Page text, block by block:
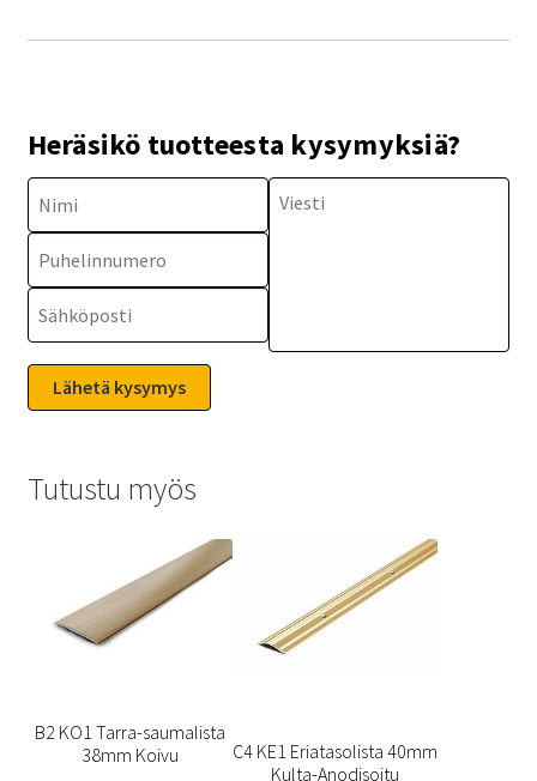
Heräsikö tuotteesta kysymyksiä?
Tutustu myös
B2 KO1 Tarra-saumalista
38mm Koivu
C4 KE1 Eriatasolista 40mm
Kulta-Anodisoitu